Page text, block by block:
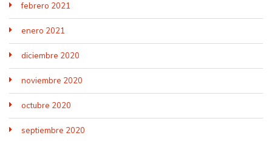
febrero 2021
enero 2021
diciembre 2020
noviembre 2020
octubre 2020
septiembre 2020